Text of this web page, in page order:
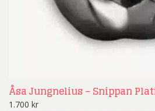
Åsa Jungnelius – Snippan
1.700 kr